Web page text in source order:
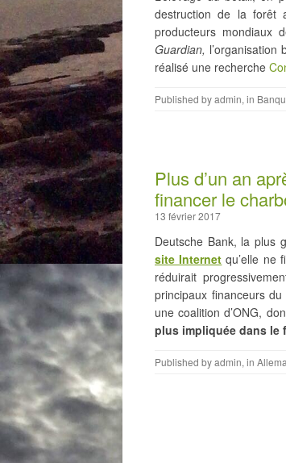
destruction de la forêt
producteurs mondiaux
Guardian,
réalisé une recherche
Published byadmin, in
Plus d’un an
financer le
13 février 2017
Deutsche Bank, la plus
site Internet qu’elle ne
réduirait
principaux financeurs
une coalition d’ONG,
plus impliquée dans le
Published byadmin, in